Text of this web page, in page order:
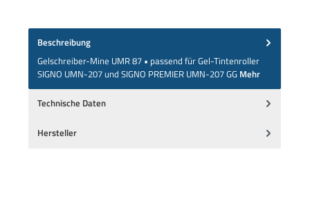
Beschreibung
Gelschreiber-Mine UMR 87 • passend für Gel-Tintenroller
SIGNO UMN-207 und SIGNO PREMIER UMN-207 GG Mehr
Technische Daten
Hersteller